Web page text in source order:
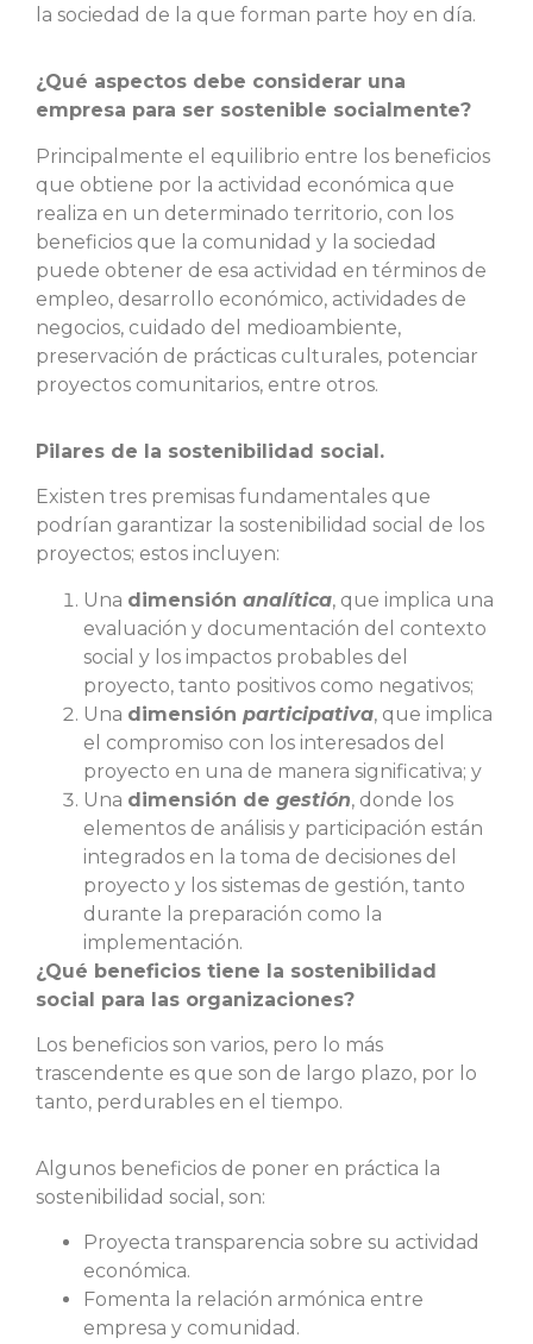
la sociedad de la que forman parte hoy en día.
¿Qué aspectos debe considerar una
empresa para ser sostenible socialmente?
Principalmente el equilibrio entre los beneficios
que obtiene por la actividad económica que
realiza en un determinado territorio, con los
beneficios que la comunidad y la sociedad
puede obtener de esa actividad en términos de
empleo, desarrollo económico, actividades de
negocios, cuidado del medioambiente,
preservación de prácticas culturales, potenciar
proyectos comunitarios, entre otros.
Pilares de la sostenibilidad social.
Existen tres premisas fundamentales que
podrían garantizar la sostenibilidad social de los
proyectos; estos incluyen:
Una dimensión analítica, que implica una
evaluación y documentación del contexto
social y los impactos probables del
proyecto, tanto positivos como negativos;
Una dimensión participativa, que implica
el compromiso con los interesados del
proyecto en una de manera significativa; y
Una dimensión de gestión, donde los
elementos de análisis y participación están
integrados en la toma de decisiones del
proyecto y los sistemas de gestión, tanto
durante la preparación como la
implementación.
¿Qué beneficios tiene la sostenibilidad
social para las organizaciones?
Los beneficios son varios, pero lo más
trascendente es que son de largo plazo, por lo
tanto, perdurables en el tiempo.
Algunos beneficios de poner en práctica la
sostenibilidad social, son:
Proyecta transparencia sobre su actividad
económica.
Fomenta la relación armónica entre
empresa y comunidad.